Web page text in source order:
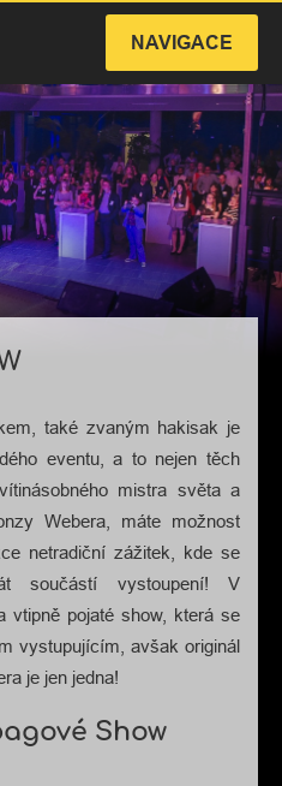
NAVIGACE
freestyle
také zvaným hakisak je
eventu, a to nejen těch
mistra světa a
Webera, máte možnost
netradiční zážitek, kde se
součástí vystoupení! V
vtipně pojaté show, která se
vystupujícím, avšak originál
je jen jedna!
Show